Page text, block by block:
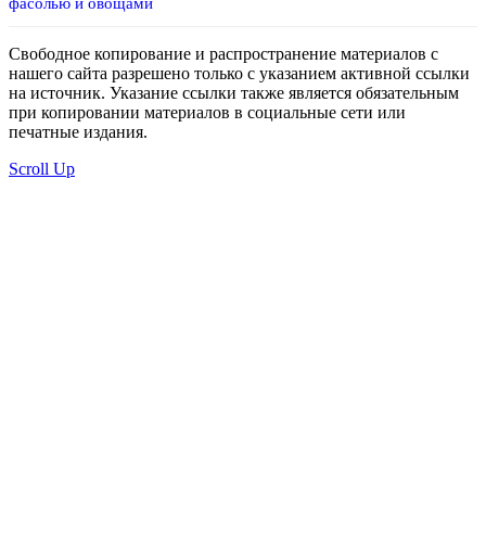
Свободное копирование и распространение материалов с
нашего сайта разрешено только с указанием активной ссылки
на источник. Указание ссылки также является обязательным
при копировании материалов в социальные сети или
печатные издания.
Scroll Up